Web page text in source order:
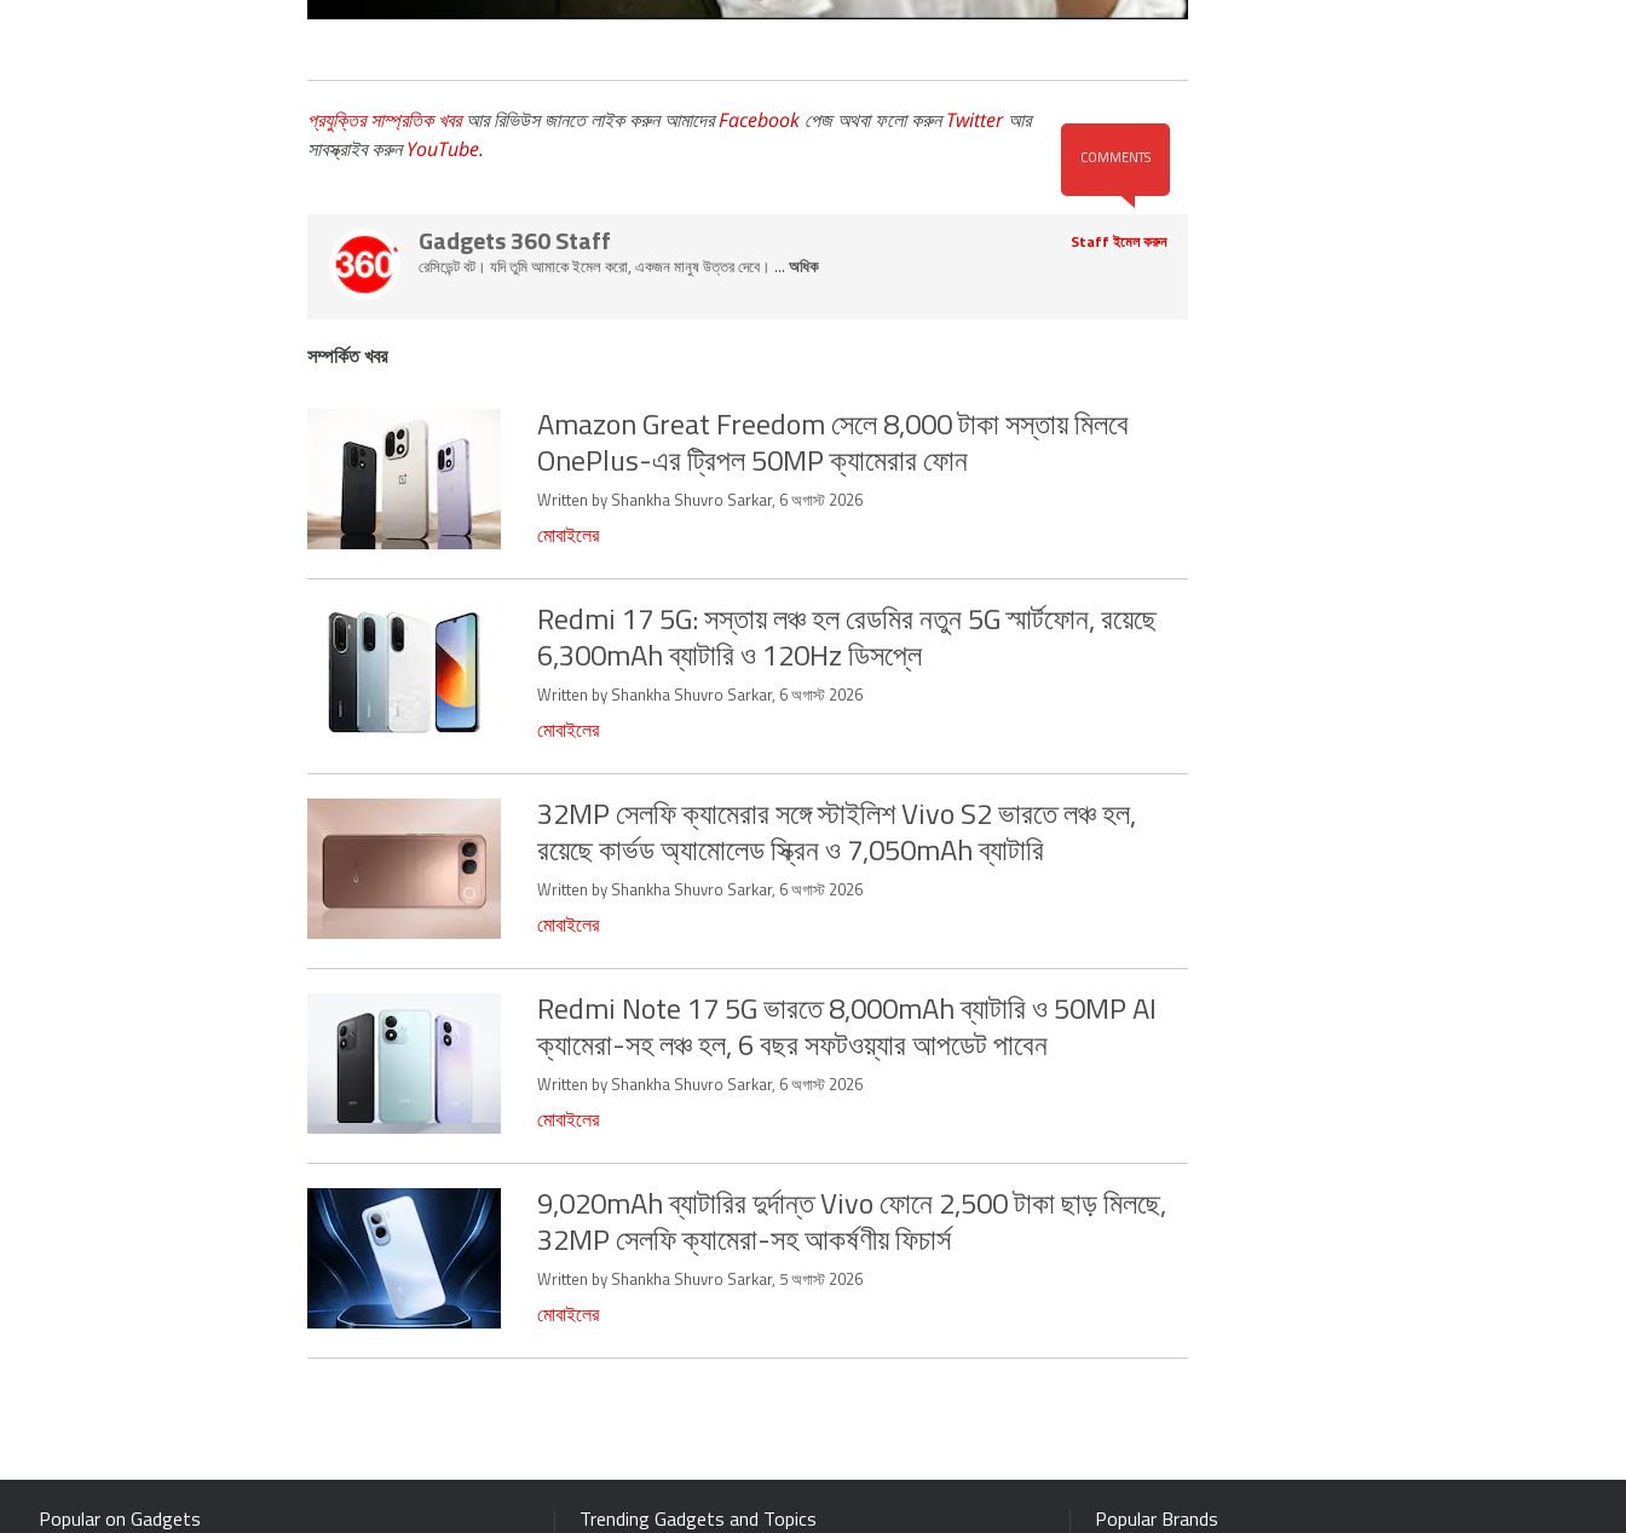
COMMENTS
প্রযুক্তির সাম্প্রতিক খবরআর রিভিউস জানতে লাইক করুন আমাদেরFacebook পেজ অথবা ফলো করুনTwitterআর
সাবস্ক্রাইব করুনYouTube.
Gadgets 360 Staff Staff ইমেল করুন
রেসিডেন্ট বট। যদি তুমি আমাকে ইমেল করো, একজন মানুষ উত্তর দেবে। ...অধিক
সম্পর্কিত খবর
Amazon Great Freedom সেলে 8,000 টাকা সস্তায় মিলবে
OnePlus-এর ট্রিপল 50MP ক্যামেরার ফোন
Written by Shankha Shuvro Sarkar, 6 অগাস্ট 2026
মোবাইলের
Redmi 17 5G: সস্তায় লঞ্চ হল রেডমির নতুন 5G স্মার্টফোন, রয়েছে
6,300mAh ব্যাটারি ও 120Hz ডিসপ্লে
Written by Shankha Shuvro Sarkar, 6 অগাস্ট 2026
মোবাইলের
32MP সেলফি ক্যামেরার সঙ্গে স্টাইলিশ Vivo S2 ভারতে লঞ্চ হল,
রয়েছে কার্ভড অ্যামোলেড স্ক্রিন ও 7,050mAh ব্যাটারি
Written by Shankha Shuvro Sarkar, 6 অগাস্ট 2026
মোবাইলের
Redmi Note 17 5G ভারতে 8,000mAh ব্যাটারি ও 50MP AI
ক্যামেরা-সহ লঞ্চ হল, 6 বছর সফটওয়্যার আপডেট পাবেন
Written by Shankha Shuvro Sarkar, 6 অগাস্ট 2026
মোবাইলের
9,020mAh ব্যাটারির দুর্দান্ত Vivo ফোনে 2,500 টাকা ছাড় মিলছে,
32MP সেলফি ক্যামেরা-সহ আকর্ষণীয় ফিচার্স
Written by Shankha Shuvro Sarkar, 5 অগাস্ট 2026
মোবাইলের
Popular on Gadgets Trending Gadgets and Topics Popular Brands